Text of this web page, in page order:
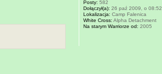
Posty: 582
Dołączył(a): 26 paź 2009, o 08:52
Lokalizacja: Camp Falenica
White Cross: Alpha Detachment
Na starym Warriorze od: 2005